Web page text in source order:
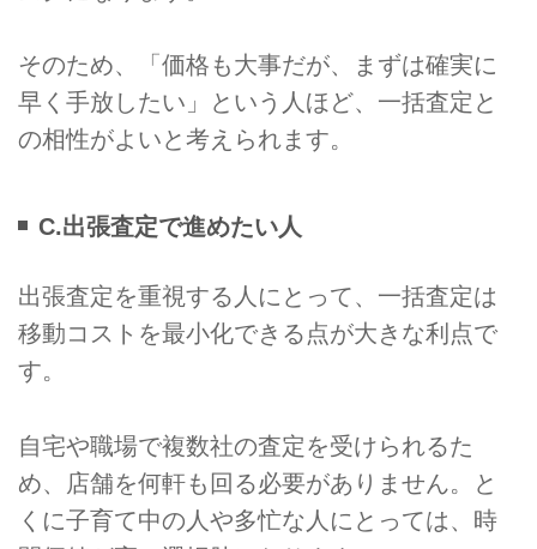
そのため、「価格も大事だが、まずは確実に
早く手放したい」という人ほど、一括査定と
の相性がよいと考えられます。
C.出張査定で進めたい人
出張査定を重視する人にとって、一括査定は
移動コストを最小化できる点が大きな利点で
す。
自宅や職場で複数社の査定を受けられるた
め、店舗を何軒も回る必要がありません。と
くに子育て中の人や多忙な人にとっては、時